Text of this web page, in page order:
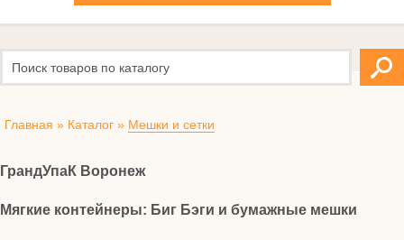
Главная » Каталог » Мешки и сетки
ГрандУпаК Воронеж
Мягкие контейнеры: Биг Бэги и бумажные мешки